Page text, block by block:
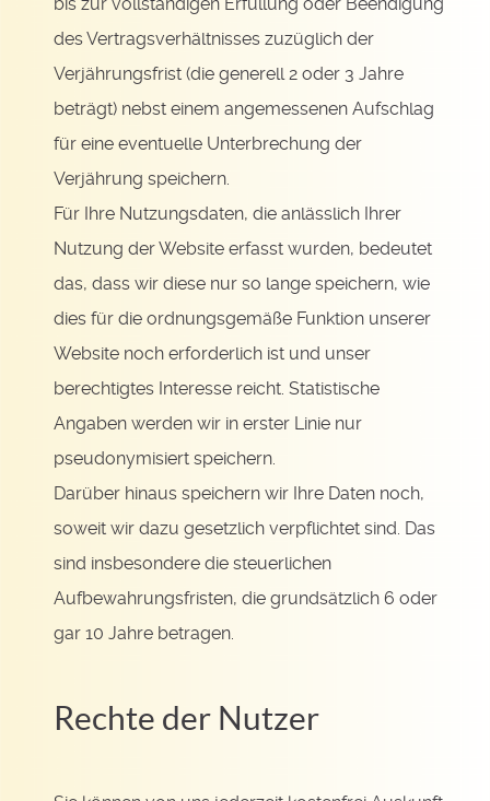
des Vertragsverhältnisses zuzüglich der
Verjährungsfrist (die generell 2 oder 3 Jahre
beträgt) nebst einem angemessenen Aufschlag
für eine eventuelle Unterbrechung der
Verjährung speichern.
Für Ihre Nutzungsdaten, die anlässlich Ihrer
Nutzung der Website erfasst wurden, bedeutet
das, dass wir diese nur so lange speichern, wie
dies für die ordnungsgemäße Funktion unserer
Website noch erforderlich ist und unser
berechtigtes Interesse reicht. Statistische
Angaben werden wir in erster Linie nur
pseudonymisiert speichern.
Darüber hinaus speichern wir Ihre Daten noch,
soweit wir dazu gesetzlich verpflichtet sind. Das
sind insbesondere die steuerlichen
Aufbewahrungsfristen, die grundsätzlich 6 oder
gar 10 Jahre betragen.
Rechte der Nutzer